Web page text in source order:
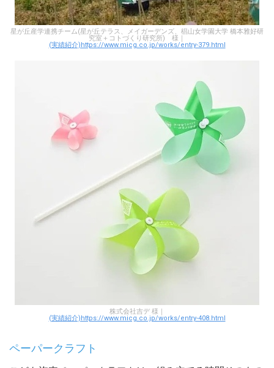
星が丘産学連携チーム(星が丘テラス、メイガーデンズ、椙山女学園大学 橋本雅好研
究室＋コトづくり研究所) 様｜
(実績紹介)https://www.micg.co.jp/works/entry-379.html
株式会社吉デ 様｜
(実績紹介)https://www.micg.co.jp/works/entry-408.html
ペーパークラフト